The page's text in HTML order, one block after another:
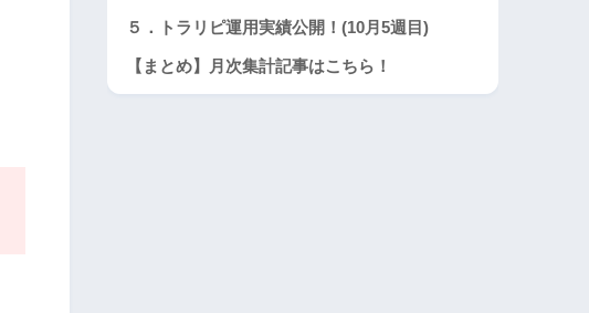
５．トラリピ運用実績公開！(10月5週目)
【まとめ】月次集計記事はこちら！